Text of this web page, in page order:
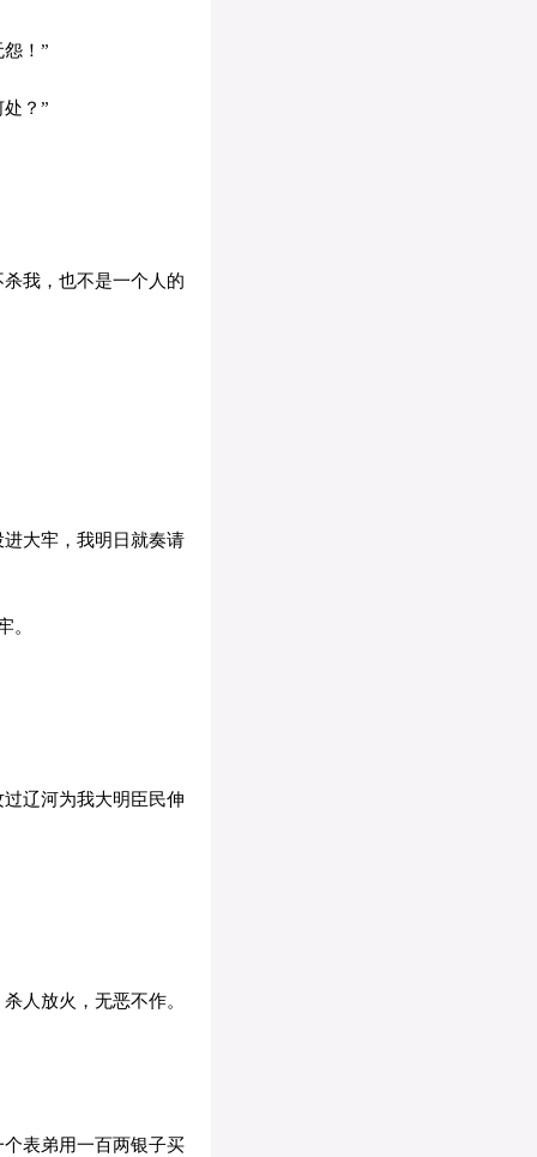
！”
？”
我，也不是一个人的
大牢，我明日就奏请
。
辽河为我大明臣民伸
人放火，无恶不作。
表弟用一百两银子买